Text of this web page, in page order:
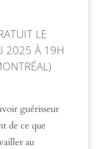
LE
2025 À 19H
guérisseur
de ce que
au